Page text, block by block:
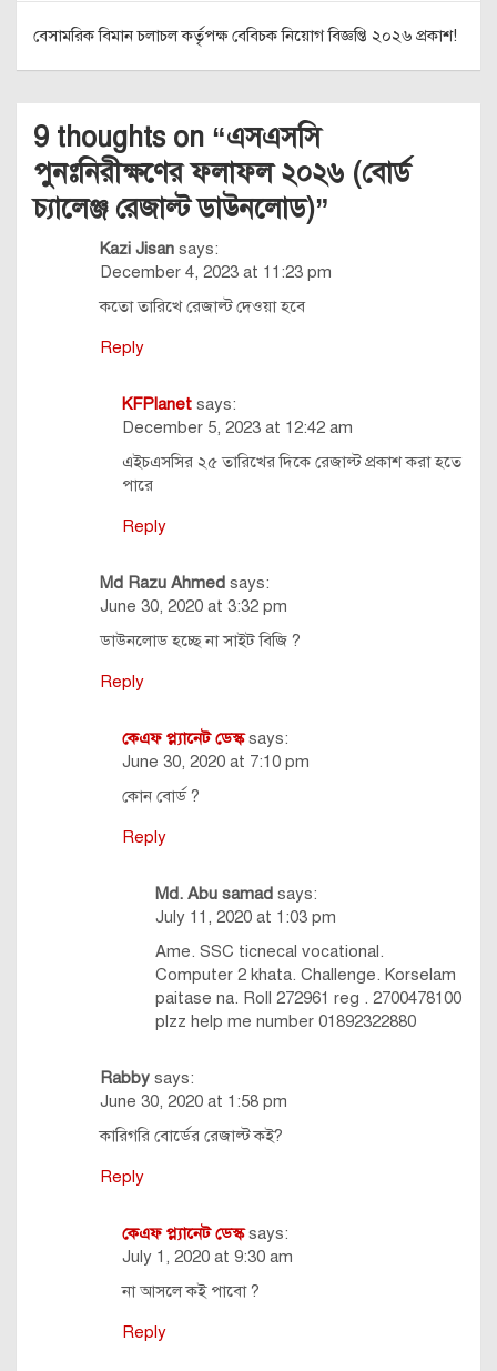
বেসামরিক বিমান চলাচল কর্তৃপক্ষ বেবিচক নিয়োগ বিজ্ঞপ্তি ২০২৬ প্রকাশ!
9 thoughts on “এসএসসি
পুনঃনিরীক্ষণের ফলাফল ২০২৬ (বোর্ড
চ্যালেঞ্জ রেজাল্ট ডাউনলোড)”
Kazi Jisan says:
December 4, 2023 at 11:23 pm
কতো তারিখে রেজাল্ট দেওয়া হবে
Reply
KFPlanet says:
December 5, 2023 at 12:42 am
এইচএসসির ২৫ তারিখের দিকে রেজাল্ট প্রকাশ করা হতে
পারে
Reply
Md Razu Ahmed says:
June 30, 2020 at 3:32 pm
ডাউনলোড হচ্ছে না সাইট বিজি ?
Reply
কেএফ প্ল্যানেট ডেস্ক says:
June 30, 2020 at 7:10 pm
কোন বোর্ড ?
Reply
Md. Abu samad says:
July 11, 2020 at 1:03 pm
Ame. SSC ticnecal vocational.
Computer 2 khata. Challenge. Korselam
paitase na. Roll 272961 reg . 2700478100
plzz help me number 01892322880
Rabby says:
June 30, 2020 at 1:58 pm
কারিগরি বোর্ডের রেজাল্ট কই?
Reply
কেএফ প্ল্যানেট ডেস্ক says:
July 1, 2020 at 9:30 am
না আসলে কই পাবো ?
Reply